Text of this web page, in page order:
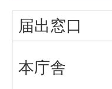
届出窓口
本庁舎